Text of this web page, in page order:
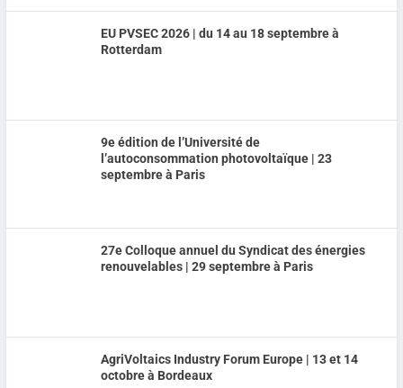
EU PVSEC 2026 | du 14 au 18 septembre à
Rotterdam
9e édition de l’Université de
l’autoconsommation photovoltaïque | 23
septembre à Paris
27e Colloque annuel du Syndicat des énergies
renouvelables | 29 septembre à Paris
AgriVoltaics Industry Forum Europe | 13 et 14
octobre à Bordeaux